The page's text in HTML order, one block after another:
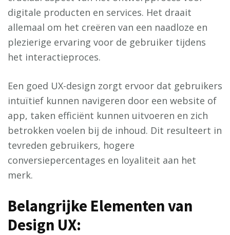
digitale producten en services. Het draait
allemaal om het creëren van een naadloze en
plezierige ervaring voor de gebruiker tijdens
het interactieproces.
Een goed UX-design zorgt ervoor dat gebruikers
intuïtief kunnen navigeren door een website of
app, taken efficiënt kunnen uitvoeren en zich
betrokken voelen bij de inhoud. Dit resulteert in
tevreden gebruikers, hogere
conversiepercentages en loyaliteit aan het
merk.
Belangrijke Elementen van
Design UX: